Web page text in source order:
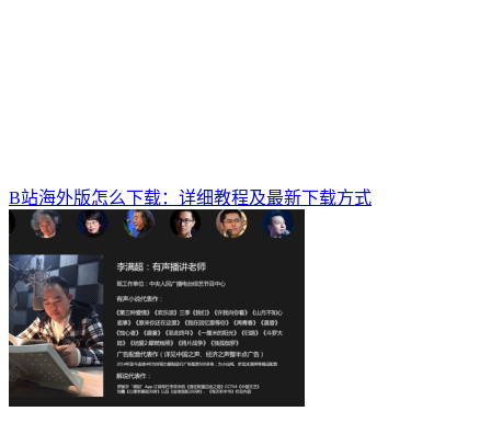
B站海外版怎么下载：详细教程及最新下载方式